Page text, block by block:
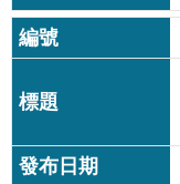
研
習
進
師
諮